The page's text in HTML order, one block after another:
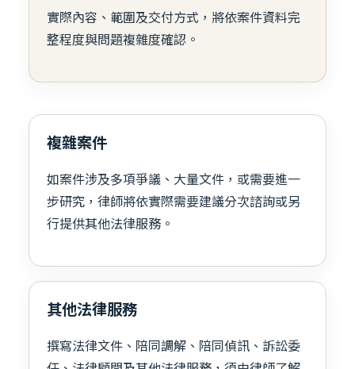
實際內容、範圍及交付方式，將依案件資料完
整程度與問題複雜度確認。
複雜案件
如案件涉及多項爭議、大量文件，或需要進一
步研究，律師將依實際需要建議分次諮詢或另
行提供其他法律服務。
其他法律服務
撰寫法律文件、陪同調解、陪同偵訊、訴訟委